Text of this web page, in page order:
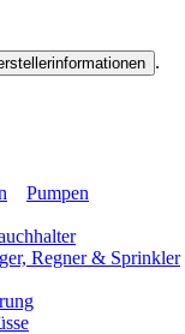
.
Pumpen
Regner & Sprinkler